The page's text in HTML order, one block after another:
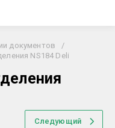
документов
/
NS184 Deli
Следующий